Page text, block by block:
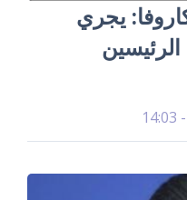
يجري